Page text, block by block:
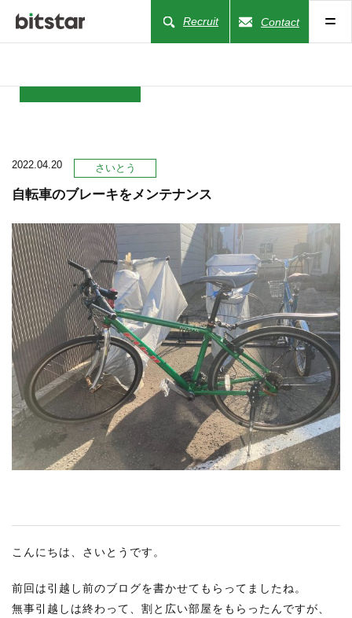
Recruit Contact
COMPANY
BUSINESS
WORKS
ACTION
RECRUIT
STAFF BLOG
CONTACT US
サイトマップ
情報セキュリティ
プライバシーポリシー
2022.04.20 さいとう
自転車のブレーキをメンテナンス
こんにちは、さいとうです。
前回は引越し前のブログを書かせてもらってましたね。
無事引越しは終わって、割と広い部屋をもらったんですが、